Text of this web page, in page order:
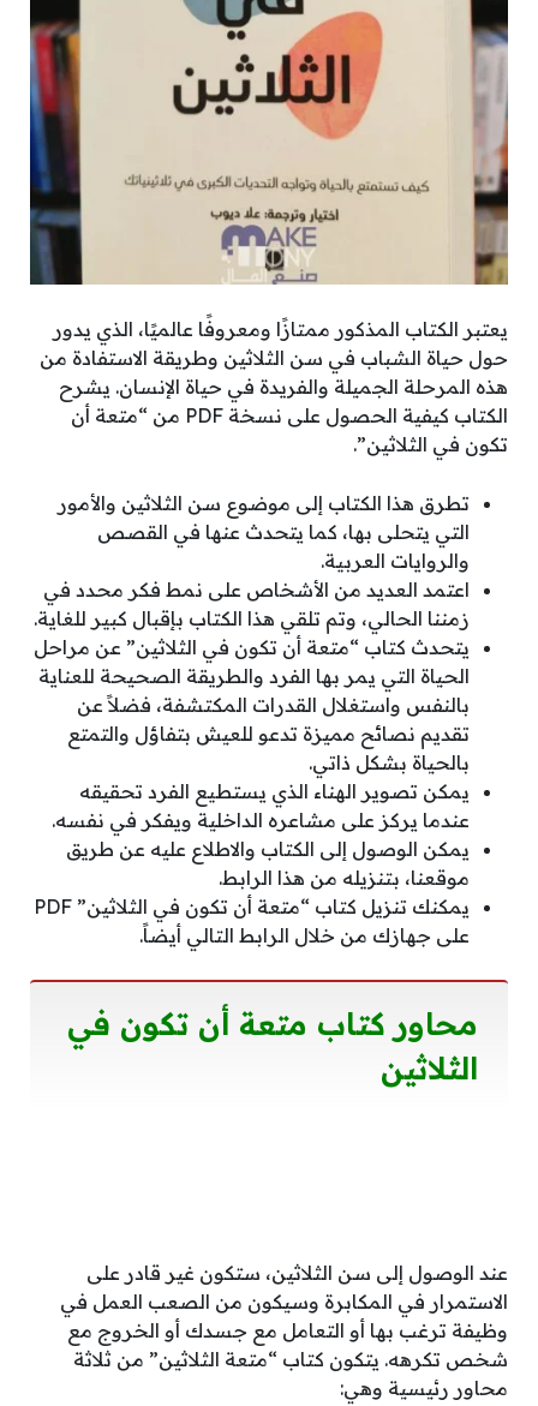
يعتبر الكتاب المذكور ممتازًا ومعروفًا عالميًا، الذي يدور
حول حياة الشباب في سن الثلاثين وطريقة الاستفادة من
هذه المرحلة الجميلة والفريدة في حياة الإنسان. يشرح
الكتاب كيفية الحصول على نسخة PDF من “متعة أن
تكون في الثلاثين”.
تطرق هذا الكتاب إلى موضوع سن الثلاثين والأمور
التي يتحلى بها، كما يتحدث عنها في القصص
والروايات العربية.
اعتمد العديد من الأشخاص على نمط فكر محدد في
زمننا الحالي، وتم تلقي هذا الكتاب بإقبال كبير للغاية.
يتحدث كتاب “متعة أن تكون في الثلاثين” عن مراحل
الحياة التي يمر بها الفرد والطريقة الصحيحة للعناية
بالنفس واستغلال القدرات المكتشفة، فضلاً عن
تقديم نصائح مميزة تدعو للعيش بتفاؤل والتمتع
بالحياة بشكل ذاتي.
يمكن تصوير الهناء الذي يستطيع الفرد تحقيقه
عندما يركز على مشاعره الداخلية ويفكر في نفسه.
يمكن الوصول إلى الكتاب والاطلاع عليه عن طريق
موقعنا، بتنزيله من هذا الرابط.
يمكنك تنزيل كتاب “متعة أن تكون في الثلاثين” PDF
على جهازك من خلال الرابط التالي أيضاً.
محاور كتاب متعة أن تكون في
الثلاثين
عند الوصول إلى سن الثلاثين، ستكون غير قادر على
الاستمرار في المكابرة وسيكون من الصعب العمل في
وظيفة ترغب بها أو التعامل مع جسدك أو الخروج مع
شخص تكرهه. يتكون كتاب “متعة الثلاثين” من ثلاثة
محاور رئيسية وهي: